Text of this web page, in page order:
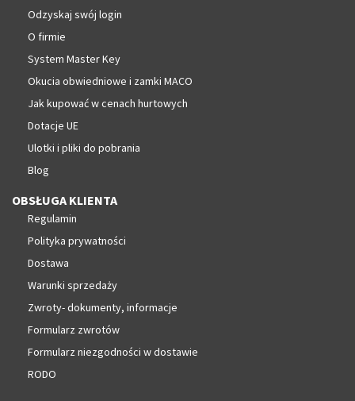
Odzyskaj swój login
O firmie
System Master Key
Okucia obwiedniowe i zamki MACO
Jak kupować w cenach hurtowych
Dotacje UE
Ulotki i pliki do pobrania
Blog
OBSŁUGA KLIENTA
Regulamin
Polityka prywatności
Dostawa
Warunki sprzedaży
Zwroty- dokumenty, informacje
Formularz zwrotów
Formularz niezgodności w dostawie
RODO